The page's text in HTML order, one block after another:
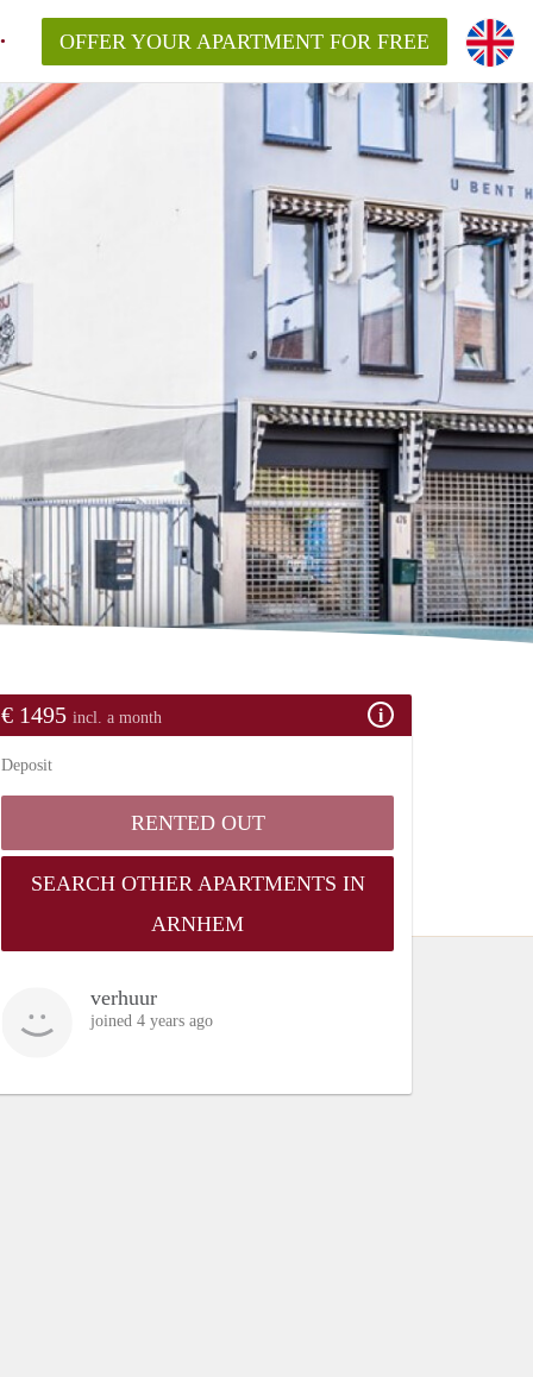
OFFER YOUR APARTMENT FOR FREE
€ 1495 incl. a month
Deposit
RENTED OUT
SEARCH OTHER APARTMENTS IN
ARNHEM
verhuur
joined 4 years ago